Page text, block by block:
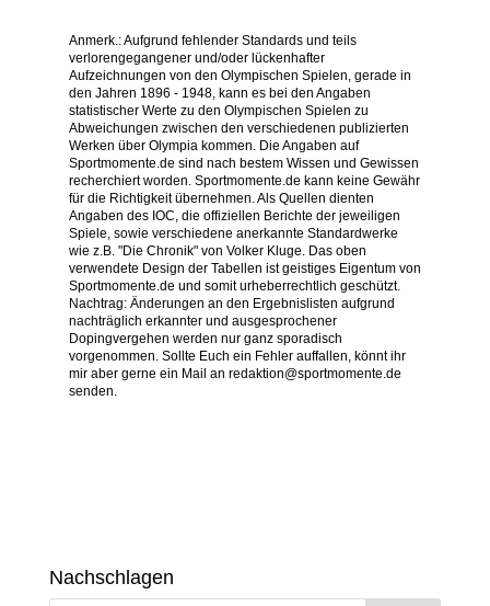
Anmerk.: Aufgrund fehlender Standards und teils
verlorengegangener und/oder lückenhafter
Aufzeichnungen von den Olympischen Spielen, gerade in
den Jahren 1896 - 1948, kann es bei den Angaben
statistischer Werte zu den Olympischen Spielen zu
Abweichungen zwischen den verschiedenen publizierten
Werken über Olympia kommen. Die Angaben auf
Sportmomente.de sind nach bestem Wissen und Gewissen
recherchiert worden. Sportmomente.de kann keine Gewähr
für die Richtigkeit übernehmen. Als Quellen dienten
Angaben des IOC, die offiziellen Berichte der jeweiligen
Spiele, sowie verschiedene anerkannte Standardwerke
wie z.B. "Die Chronik" von Volker Kluge. Das oben
verwendete Design der Tabellen ist geistiges Eigentum von
Sportmomente.de und somit urheberrechtlich geschützt.
Nachtrag: Änderungen an den Ergebnislisten aufgrund
nachträglich erkannter und ausgesprochener
Dopingvergehen werden nur ganz sporadisch
vorgenommen. Sollte Euch ein Fehler auffallen, könnt ihr
mir aber gerne ein Mail an redaktion@sportmomente.de
senden.
Nachschlagen